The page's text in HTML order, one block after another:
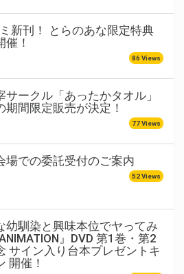
新刊！ とらのあな限定特典
催！
86 Views
サークル「あったかタオル」
期間限定販売が決定！
77 Views
場での委託受付のご案内
52 Views
幼馴染と興味本位でヤってみ
』DVD 第1巻・第2
サイン入り台本プレゼントキ
開催！